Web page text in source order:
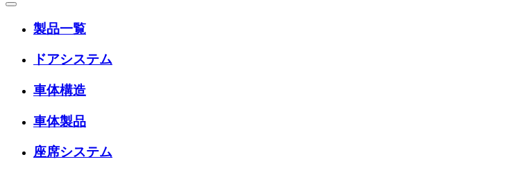
製品一覧
ドアシステム
車体構造
車体製品
座席システム